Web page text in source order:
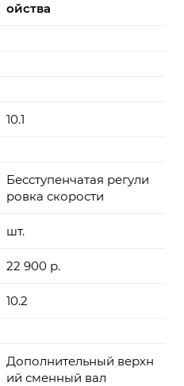
ойства
10.1
Бесступенчатая регули
ровка скорости
шт.
22 900 р.
10.2
Дополнительный верхн
ий сменный вал